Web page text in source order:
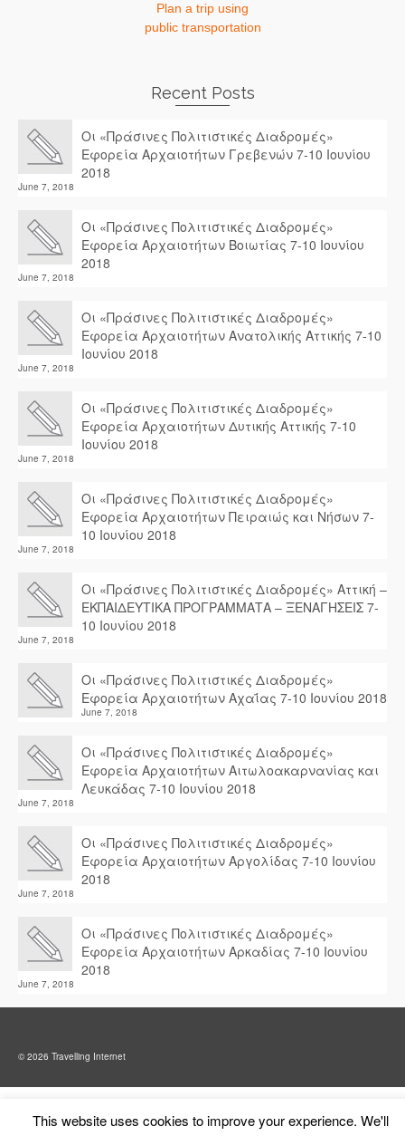
Plan a trip using
public transportation
Recent Posts
Οι «Πράσινες Πολιτιστικές Διαδρομές»
Εφορεία Αρχαιοτήτων Γρεβενών 7-10 Ιουνίου
2018
June 7, 2018
Οι «Πράσινες Πολιτιστικές Διαδρομές»
Εφορεία Αρχαιοτήτων Βοιωτίας 7-10 Ιουνίου
2018
June 7, 2018
Οι «Πράσινες Πολιτιστικές Διαδρομές»
Εφορεία Αρχαιοτήτων Ανατολικής Αττικής 7-10
Ιουνίου 2018
June 7, 2018
Οι «Πράσινες Πολιτιστικές Διαδρομές»
Εφορεία Αρχαιοτήτων Δυτικής Αττικής 7-10
Ιουνίου 2018
June 7, 2018
Οι «Πράσινες Πολιτιστικές Διαδρομές»
Εφορεία Αρχαιοτήτων Πειραιώς και Νήσων 7-
10 Ιουνίου 2018
June 7, 2018
Οι «Πράσινες Πολιτιστικές Διαδρομές» Αττική –
ΕΚΠΑΙΔΕΥΤΙΚΑ ΠΡΟΓΡΑΜΜΑΤΑ – ΞΕΝΑΓΗΣΕΙΣ 7-
10 Ιουνίου 2018
June 7, 2018
Οι «Πράσινες Πολιτιστικές Διαδρομές»
Εφορεία Αρχαιοτήτων Αχαΐας 7-10 Ιουνίου 2018
June 7, 2018
Οι «Πράσινες Πολιτιστικές Διαδρομές»
Εφορεία Αρχαιοτήτων Αιτωλοακαρνανίας και
Λευκάδας 7-10 Ιουνίου 2018
June 7, 2018
Οι «Πράσινες Πολιτιστικές Διαδρομές»
Εφορεία Αρχαιοτήτων Αργολίδας 7-10 Ιουνίου
2018
June 7, 2018
Οι «Πράσινες Πολιτιστικές Διαδρομές»
Εφορεία Αρχαιοτήτων Αρκαδίας 7-10 Ιουνίου
2018
June 7, 2018
© 2026 Travelling Internet
This website uses cookies to improve your experience. We'll